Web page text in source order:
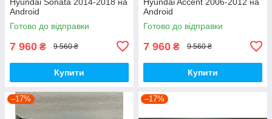
Android
Готово до відправки
7 960 ₴ 9 560 ₴
Купити
Android
Готово до відправки
7 960 ₴ 9 560 ₴
Купити
–17% –17%